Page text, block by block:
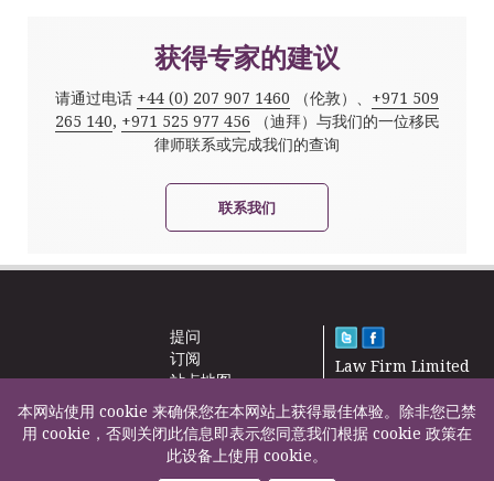
获得专家的建议
请通过电话 +44 (0) 207 907 1460 （伦敦）、 +971 509
265 140, +971 525 977 456 （迪拜）与我们的一位移民
律师联系或完成我们的查询
联系我们
提问
订阅
站点地图
新闻
联系我们
Law Firm Limited
F200500002
本网站使用 cookie 来确保您在本网站上获得最佳体验。除非您已禁
用 cookie，否则关闭此信息即表示您同意我们根据 cookie 政策在
此设备上使用 cookie。